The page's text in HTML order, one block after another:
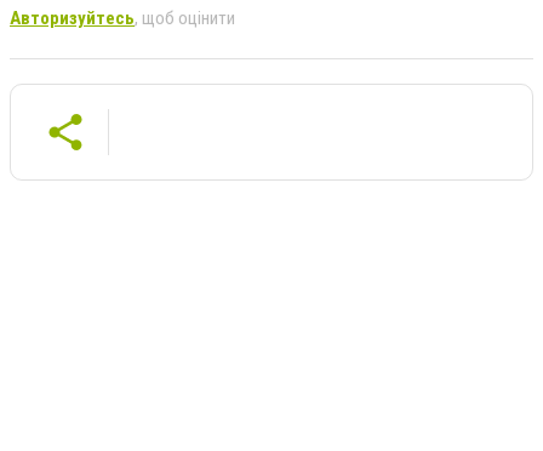
Авторизуйтесь, щоб оцінити